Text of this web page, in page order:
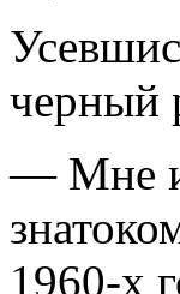
черный
— Мне
1960-х